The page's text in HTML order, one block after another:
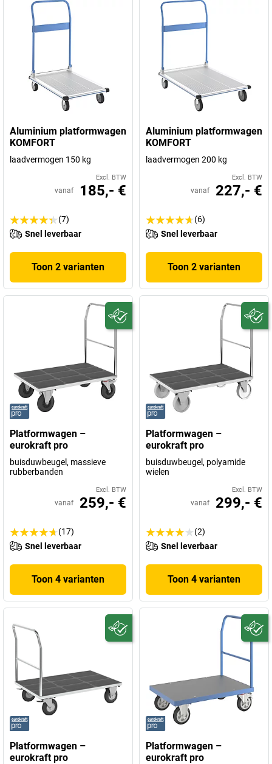
Aluminium platformwagen
KOMFORT
laadvermogen 150 kg
Excl. BTW
vanaf 185,- €
(7)
Snel leverbaar
Toon 2 varianten
Aluminium platformwagen
KOMFORT
laadvermogen 200 kg
Excl. BTW
vanaf 227,- €
(6)
Snel leverbaar
Toon 2 varianten
Platformwagen –
eurokraft pro
buisduwbeugel, massieve
rubberbanden
Excl. BTW
vanaf 259,- €
(17)
Snel leverbaar
Toon 4 varianten
Platformwagen –
eurokraft pro
buisduwbeugel, polyamide
wielen
Excl. BTW
vanaf 299,- €
(2)
Snel leverbaar
Toon 4 varianten
Platformwagen –
eurokraft pro
Platformwagen –
eurokraft pro